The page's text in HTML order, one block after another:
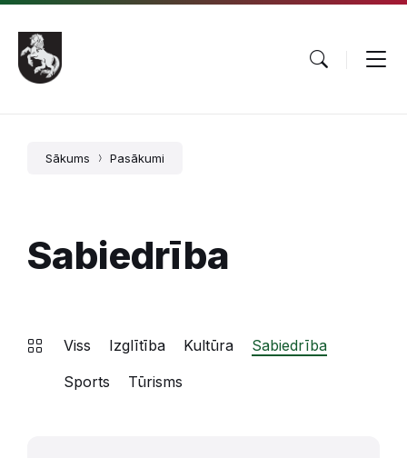
Pāriet
saturu
Skip
main
navigation
Skip
footer
Sākums Pasākumi
Sabiedrība
Viss Izglītība Kultūra
Sabiedrība
Sports
Tūrisms